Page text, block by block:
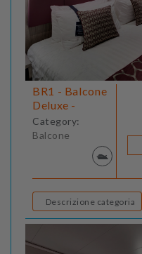
BR1 - Balcone
Deluxe -
Category:
Balcone
Descrizione categoria